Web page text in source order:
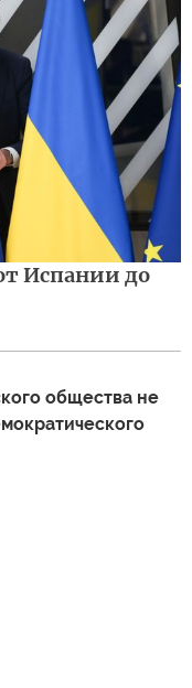
Испании до
общества не